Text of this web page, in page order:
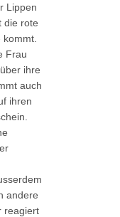
Lippen
die rote
Frau
ihre
auch
ihren
andere
reagiert